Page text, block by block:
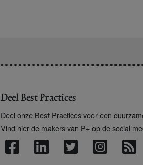
Deel Best Practices
Deel onze Best Practices voor een
Vind hier de makers van P+ op de social